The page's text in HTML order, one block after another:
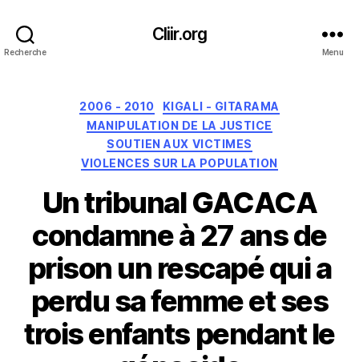
Recherche
Cliir.org
Menu
Catégories
2006 - 2010
KIGALI - GITARAMA
MANIPULATION DE LA JUSTICE
SOUTIEN AUX VICTIMES
VIOLENCES SUR LA POPULATION
Un tribunal GACACA
condamne à 27 ans de
prison un rescapé qui a
perdu sa femme et ses
trois enfants pendant le